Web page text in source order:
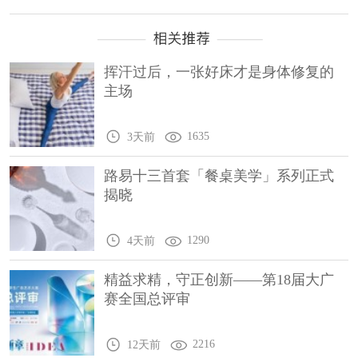
挥汗过后，一张好床才是身体修复的
主场
3天前 1635
路易十三首套「餐桌美学」系列正式
揭晓
4天前 1290
精益求精，守正创新——第18届大广
赛全国总评审
12天前 2216